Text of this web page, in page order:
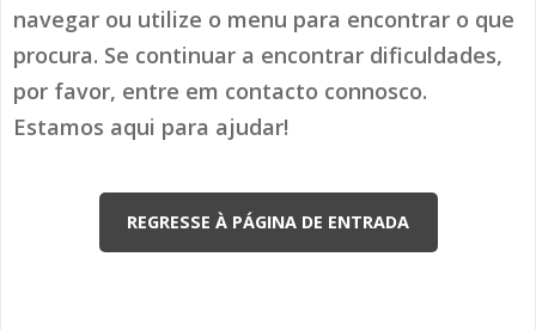
navegar ou utilize o menu para encontrar o que
procura. Se continuar a encontrar dificuldades,
por favor, entre em contacto connosco.
Estamos aqui para ajudar!
REGRESSE À PÁGINA DE ENTRADA